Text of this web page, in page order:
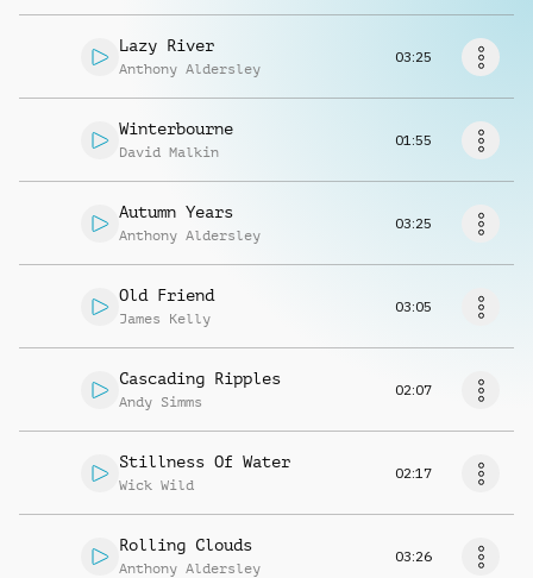
Richiedi musica
Lazy River
Anthony Aldersley
03:25
Winterbourne
David Malkin
01:55
Autumn Years
Anthony Aldersley
03:25
Old Friend
James Kelly
03:05
Cascading Ripples
Andy Simms
02:07
Stillness Of Water
Wick Wild
02:17
Rolling Clouds
Anthony Aldersley
03:26